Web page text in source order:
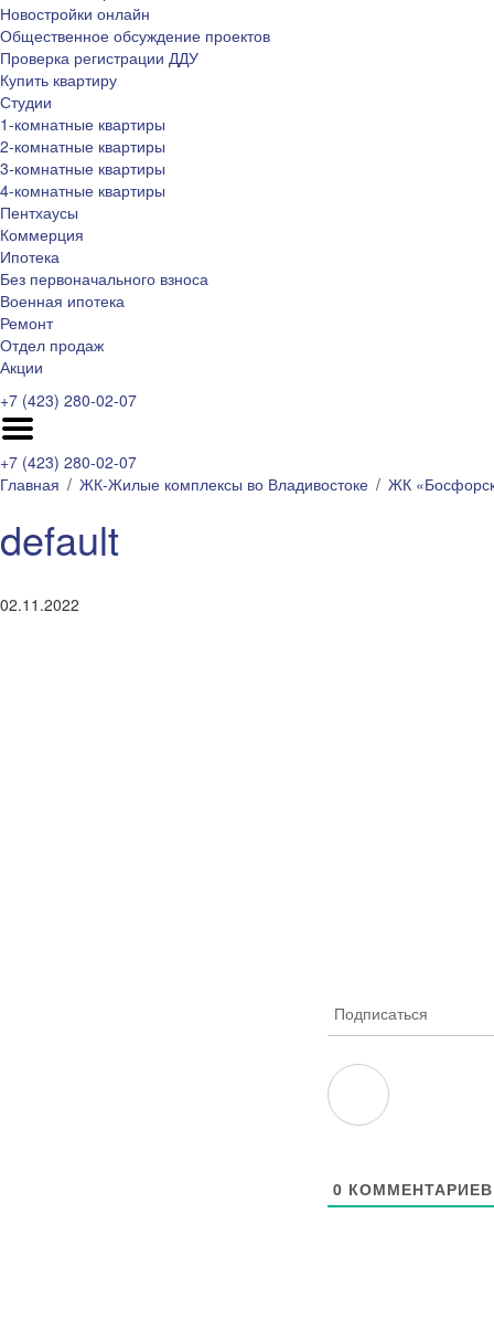
Новостройки онлайн
Общественное обсуждение проектов
Проверка регистрации ДДУ
Купить квартиру
Студии
1-комнатные квартиры
2-комнатные квартиры
3-комнатные квартиры
4-комнатные квартиры
Пентхаусы
Коммерция
Ипотека
Без первоначального взноса
Военная ипотека
Ремонт
Отдел продаж
Акции
+7 (423) 280-02-07
+7 (423) 280-02-07
Главная
ЖК-Жилые комплексы во Владивостоке ЖК
default
02.11.2022
Подписаться
0 КОММЕНТАРИЕВ